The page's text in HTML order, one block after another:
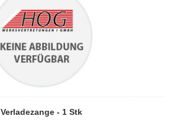
Verladezange - 1 Stk